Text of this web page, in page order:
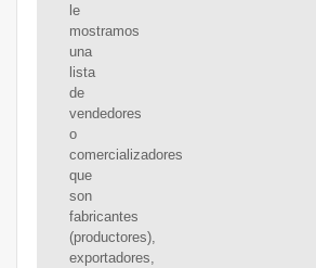
le
mostramos
una
lista
de
vendedores
o
comercializadores
que
son
fabricantes
(productores),
exportadores,